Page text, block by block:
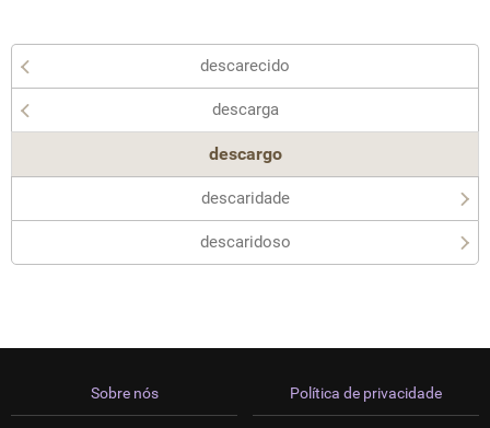
descarecido
descarga
descargo
descaridade
descaridoso
Sobre nós Política de privacidade